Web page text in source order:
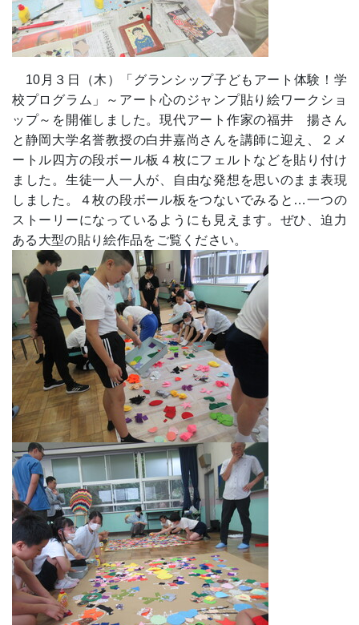
10月３日（木）「グランシップ子どもアート体験！学
校プログラム」～アート心のジャンプ貼り絵ワークショ
ップ～を開催しました。現代アート作家の福井 揚さん
と静岡大学名誉教授の白井嘉尚さんを講師に迎え、２メ
ートル四方の段ボール板４枚にフェルトなどを貼り付け
ました。生徒一人一人が、自由な発想を思いのまま表現
しました。４枚の段ボール板をつないでみると…一つの
ストーリーになっているようにも見えます。ぜひ、迫力
ある大型の貼り絵作品をご覧ください。